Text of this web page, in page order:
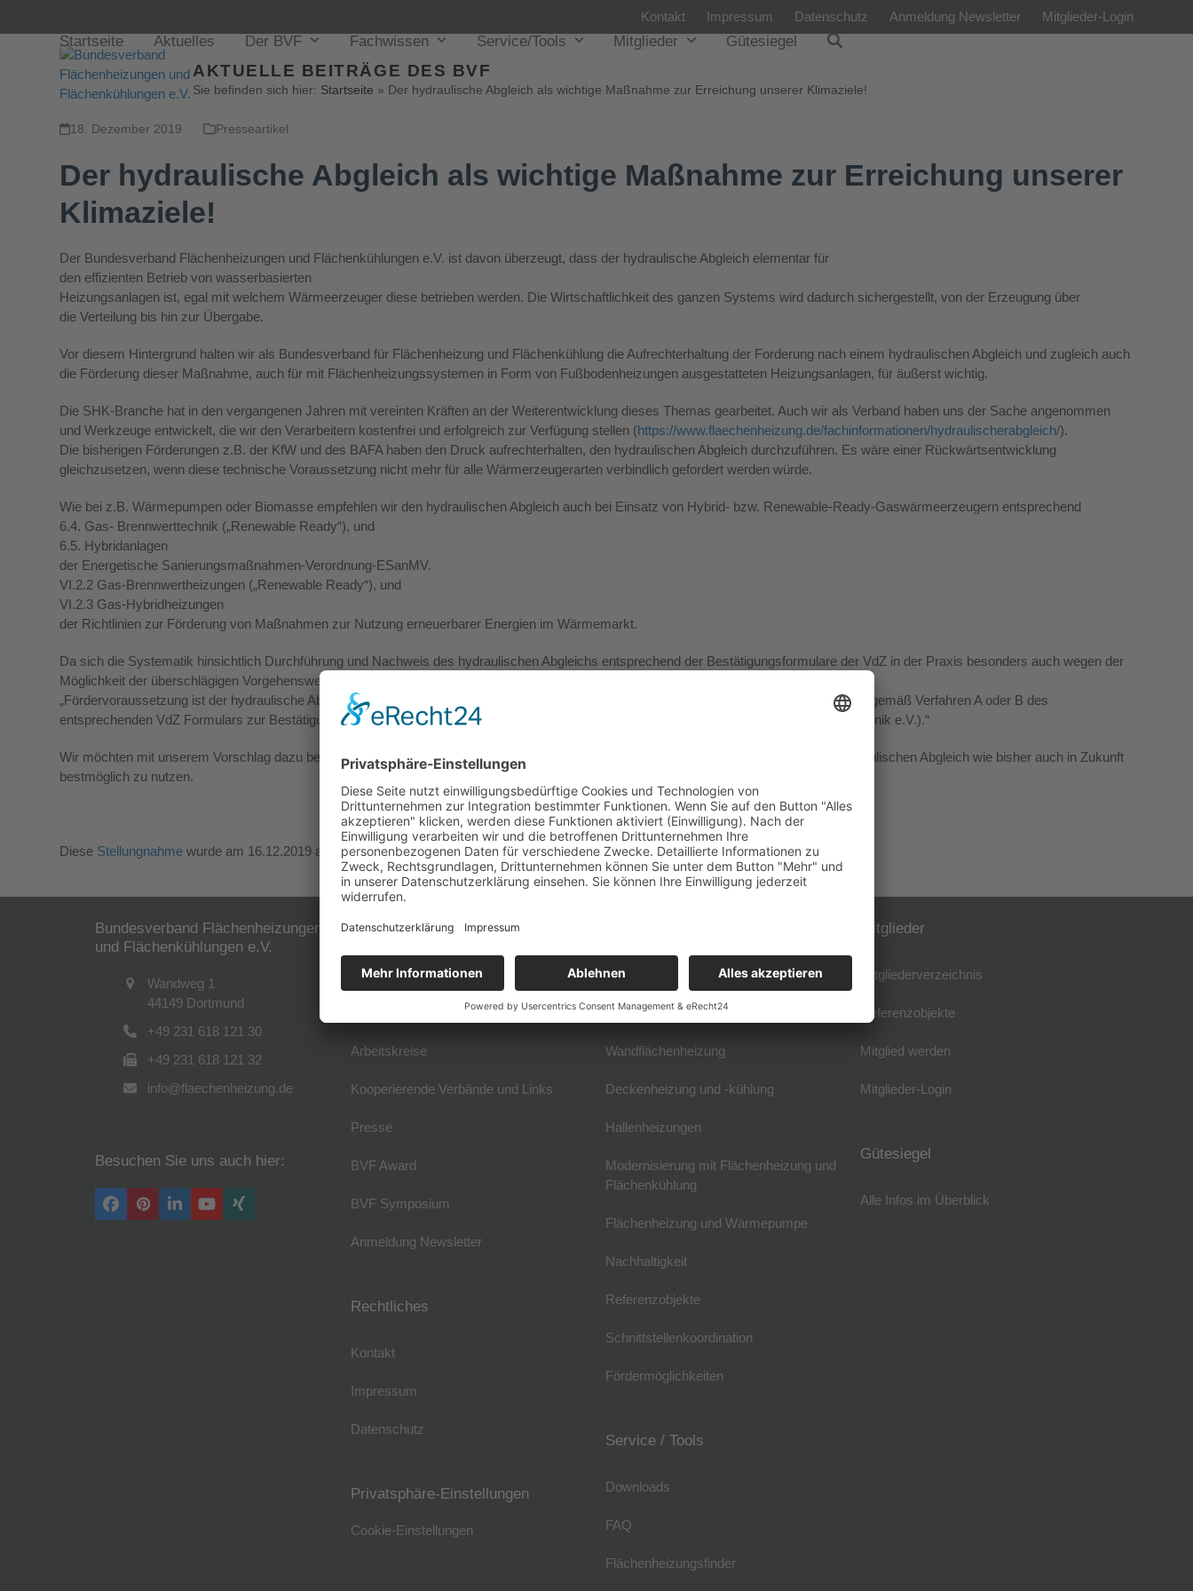
Kontakt Impressum Datenschutz Anmeldung Newsletter Mitglieder-Login
Startseite Aktuelles Der BVF Fachwissen Service/Tools Mitglieder Gütesiegel
AKTUELLE BEITRÄGE DES BVF
Sie befinden sich hier: Startseite » Der hydraulische Abgleich als wichtige Maßnahme zur Erreichung unserer Klimaziele!
18. Dezember 2019 Presseartikel
Der hydraulische Abgleich als wichtige Maßnahme zur Erreichung unserer
Klimaziele!
Der Bundesverband Flächenheizungen und Flächenkühlungen e.V. ist davon überzeugt, dass der hydraulische Abgleich elementar für
den effizienten Betrieb von wasserbasierten
Heizungsanlagen ist, egal mit welchem Wärmeerzeuger diese betrieben werden. Die Wirtschaftlichkeit des ganzen Systems wird dadurch sichergestellt, von der Erzeugung über
die Verteilung bis hin zur Übergabe.
Vor diesem Hintergrund halten wir als Bundesverband für Flächenheizung und Flächenkühlung die Aufrechterhaltung der Forderung nach einem hydraulischen Abgleich und zugleich auch
die Förderung dieser Maßnahme, auch für mit Flächenheizungssystemen in Form von Fußbodenheizungen ausgestatteten Heizungsanlagen, für äußerst wichtig.
Die SHK-Branche hat in den vergangenen Jahren mit vereinten Kräften an der Weiterentwicklung dieses Themas gearbeitet. Auch wir als Verband haben uns der Sache angenommen
und Werkzeuge entwickelt, die wir den Verarbeitern kostenfrei und erfolgreich zur Verfügung stellen (https://www.flaechenheizung.de/fachinformationen/hydraulischerabgleich/).
Die bisherigen Förderungen z.B. der KfW und des BAFA haben den Druck aufrechterhalten, den hydraulischen Abgleich durchzuführen. Es wäre einer Rückwärtsentwicklung
gleichzusetzen, wenn diese technische Voraussetzung nicht mehr für alle Wärmerzeugerarten verbindlich gefordert werden würde.
Wie bei z.B. Wärmepumpen oder Biomasse empfehlen wir den hydraulischen Abgleich auch bei Einsatz von Hybrid- bzw. Renewable-Ready-Gaswärmeerzeugern entsprechend
6.4. Gas- Brennwerttechnik („Renewable Ready“), und
6.5. Hybridanlagen
der Energetische Sanierungsmaßnahmen-Verordnung-ESanMV.
VI.2.2 Gas-Brennwertheizungen („Renewable Ready“), und
VI.2.3 Gas-Hybridheizungen
der Richtlinien zur Förderung von Maßnahmen zur Nutzung erneuerbarer Energien im Wärmemarkt.
Da sich die Systematik hinsichtlich Durchführung und Nachweis des hydraulischen Abgleichs entsprechend der Bestätigungsformulare der VdZ in der Praxis besonders auch wegen der
Möglichkeit der überschlägigen Vorgehensweise bewährt hat, schlagen wir folgende Textergänzung vor:
„Fördervoraussetzung ist der hydraulische Abgleich der Heizungsanlage. Durchführung und Nachweis des hydraulischen Abgleichs müssen gemäß Verfahren A oder B des
entsprechenden VdZ Formulars zur Bestätigung des Hydraulischen Abgleichs erfolgen (VdZ – Forum für Energieeffizienz in der Gebäudetechnik e.V.).“
Wir möchten mit unserem Vorschlag dazu beitragen, die vorhandenen und leicht erreichbaren Energieeinsparungspotentiale durch den hydraulischen Abgleich wie bisher auch in Zukunft
bestmöglich zu nutzen.
Diese Stellungnahme wurde am 16.12.2019 an das Bundesinisterium für Wirtschaft und Energie (BMWi) gesendet.
Bundesverband Flächenheizungen
und Flächenkühlungen e.V.
Wandweg 1
44149 Dortmund
+49 231 618 121 30
+49 231 618 121 32
info@flaechenheizung.de
Besuchen Sie uns auch hier:
Facebook
PinterestLinkedInYouTube
Xing
Der BVF
Verband & Anreise
Führungskreis und Geschäftsstelle
Arbeitskreise
Kooperierende Verbände und Links
Presse
BVF Award
BVF Symposium
Anmeldung Newsletter
Rechtliches
Kontakt
Impressum
Datenschutz
Privatsphäre-Einstellungen
Cookie-Einstellungen
Elektrische Flächenheizung
Fußbodenheizung
Wandflächenheizung
Deckenheizung und -kühlung
Hallenheizungen
Modernisierung mit Flächenheizung und
Flächenkühlung
Flächenheizung und Wärmepumpe
Nachhaltigkeit
Referenzobjekte
Schnittstellenkoordination
Fördermöglichkeiten
Service / Tools
Downloads
FAQ
Flächenheizungsfinder
Mitglieder
Mitgliederverzeichnis
Referenzobjekte
Mitglied werden
Mitglieder-Login
Gütesiegel
Alle Infos im Überblick